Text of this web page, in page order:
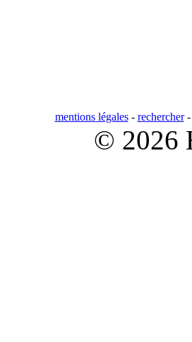
mentions légales- rechercher
© 2026